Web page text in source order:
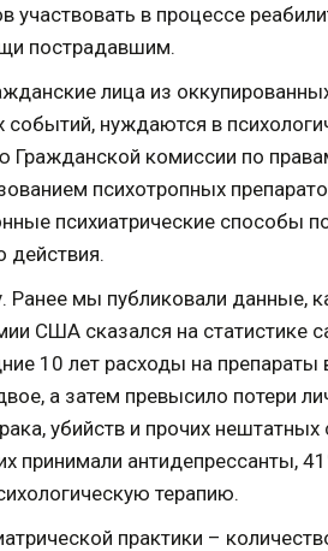
участвовать в процессе
пострадавшим.
лица из
событий, нуждаются в
Гражданской комиссии по
психотропных
психиатрические способы
действия.
мы публиковали данные,
США сказался на статистике
10 лет расходы на препараты
а затем превысило потери
убийств и прочих
принимали антидепрессанты,
терапию.
практики –